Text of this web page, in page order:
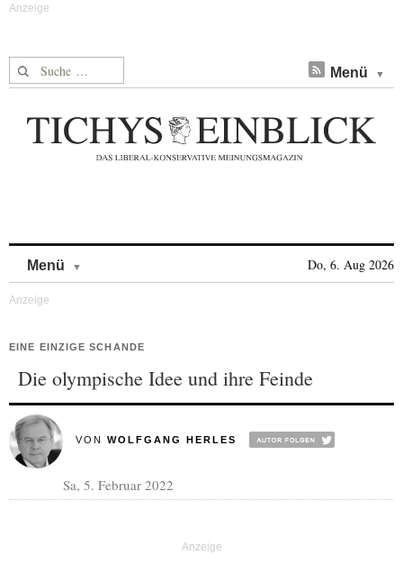
Suche nach: Menü
Menü Do, 6. Aug 2026
EINE EINZIGE SCHANDE
Die olympische Idee und ihre Feinde
VON WOLFGANG HERLES
Sa, 5. Februar 2022